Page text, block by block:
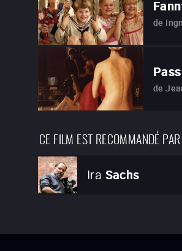
de
de
CE FILM EST RECOMMANDÉ PAR
Ira Sachs